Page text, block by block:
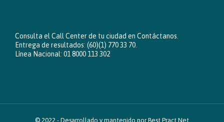
Consulta el Call Center de tu ciudad en Contáctanos
Entrega de resultados: (60)(1) 770 33 70.
Línea Nacional: 01 8000 113 302
© 2022 - Desarrollado y mantenido por Best Pract Net